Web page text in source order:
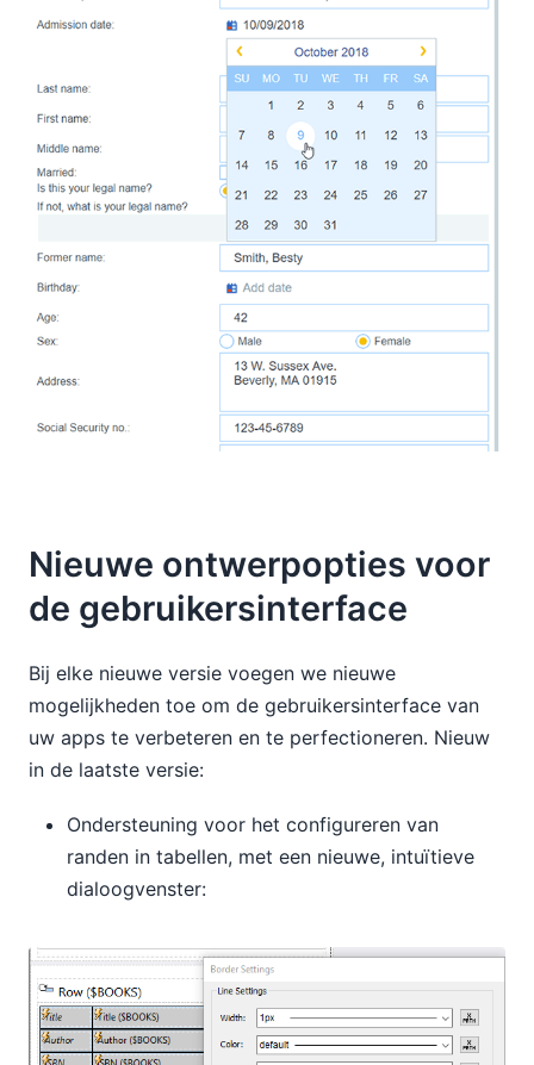
Nieuwe ontwerpopties voor
de gebruikersinterface
Bij elke nieuwe versie voegen we nieuwe
mogelijkheden toe om de gebruikersinterface van
uw apps te verbeteren en te perfectioneren. Nieuw
in de laatste versie:
Ondersteuning voor het configureren van
randen in tabellen, met een nieuwe, intuïtieve
dialoogvenster: